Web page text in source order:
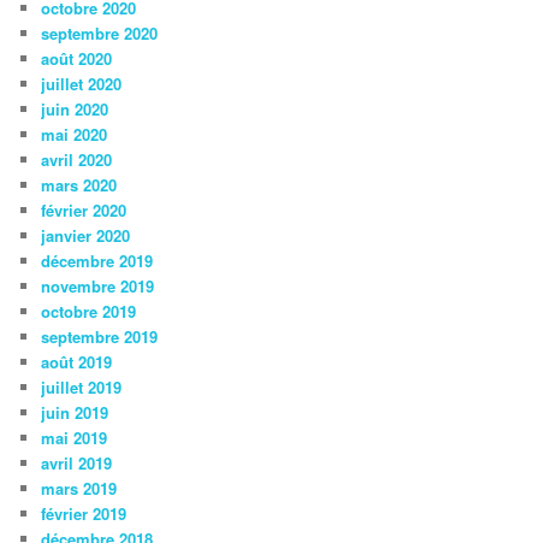
octobre 2020
septembre 2020
août 2020
juillet 2020
juin 2020
mai 2020
avril 2020
mars 2020
février 2020
janvier 2020
décembre 2019
novembre 2019
octobre 2019
septembre 2019
août 2019
juillet 2019
juin 2019
mai 2019
avril 2019
mars 2019
février 2019